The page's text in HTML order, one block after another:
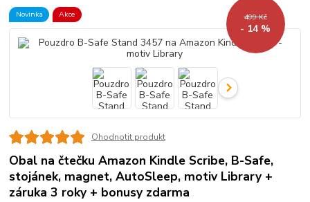
Novinka Akce 499 Kč
- 14 %
Ohodnotit produkt
Obal na čtečku Amazon Kindle Scribe, B-Safe,
stojánek, magnet, AutoSleep, motiv Library +
záruka 3 roky + bonusy zdarma